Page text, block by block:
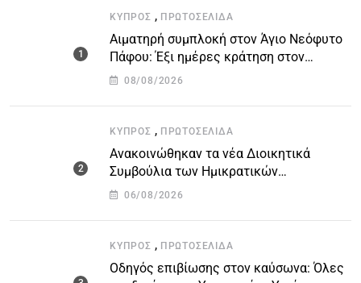
ΚΎΠΡΟΣ , ΠΡΩΤΟΣΈΛΙΔΑ
Αιματηρή συμπλοκή στον Άγιο Νεόφυτο
Πάφου: Έξι ημέρες κράτηση στον
51χρονο μοναχό
08/08/2026
ΚΎΠΡΟΣ , ΠΡΩΤΟΣΈΛΙΔΑ
Ανακοινώθηκαν τα νέα Διοικητικά
Συμβούλια των Ημικρατικών
Οργανισμών – Όλη η λίστα με τα
06/08/2026
ΚΎΠΡΟΣ , ΠΡΩΤΟΣΈΛΙΔΑ
Οδηγός επιβίωσης στον καύσωνα: Όλες